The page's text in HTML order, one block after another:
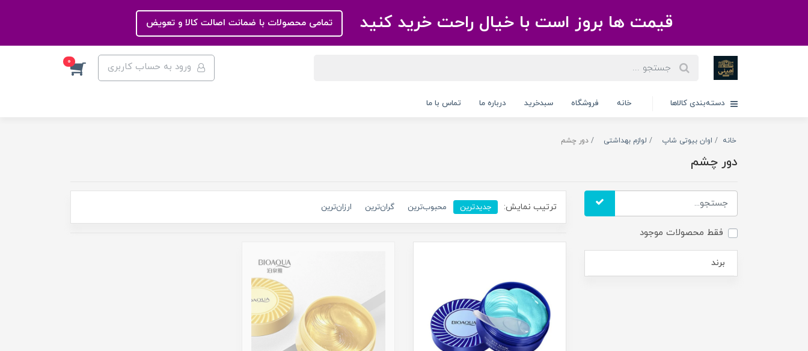
قیمت ها بروز است با خیال راحت خرید کنید تمامی محصولات با ضمانت اصالت کالا و تعویض
ورود به حساب کاربری 0
دسته‌بندی کالاها خانه فروشگاه سبدخرید درباره ما تماس با ما
خانه اوان بیوتی شاپ لوازم بهداشتی دور چشم
دور چشم
فقط محصولات موجود
برند
ترتیب نمایش: جدیدترین محبوب‌ترین گران‌ترین ارزان‌ترین